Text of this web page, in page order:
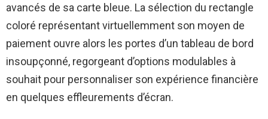
avancés de sa carte bleue. La sélection du rectangle
coloré représentant virtuellemment son moyen de
paiement ouvre alors les portes d’un tableau de bord
insoupçonné, regorgeant d’options modulables à
souhait pour personnaliser son expérience financière
en quelques effleurements d’écran.